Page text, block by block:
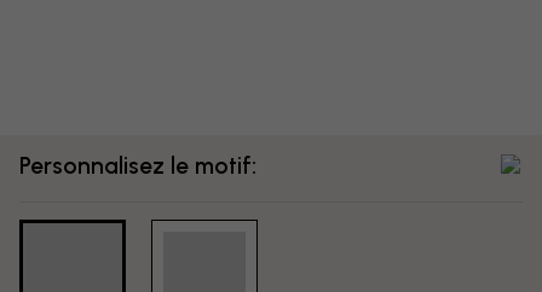
Personnalisez le motif: